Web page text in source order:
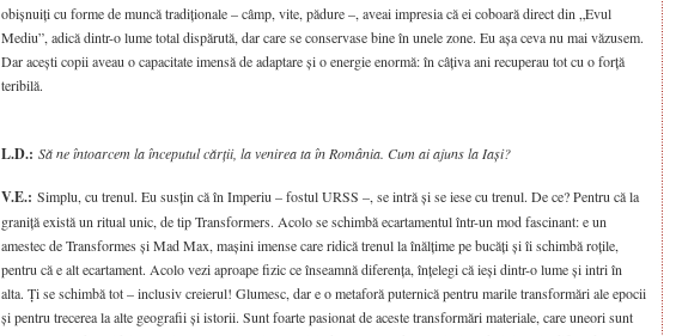
obișnuiți cu forme de muncă tradiționale – câmp, vite, pădure –, aveai impresia că ei coboară direct din „Evul
Mediu”, adică dintr-o lume total dispărută, dar care se conservase bine în unele zone. Eu așa ceva nu mai văzusem.
Dar acești copii aveau o capacitate imensă de adaptare și o energie enormă: în câțiva ani recuperau tot cu o forță
teribilă.
L.D.: Să ne întoarcem la începutul cărții, la venirea ta în România. Cum ai ajuns la Iași?
V.E.: Simplu, cu trenul. Eu susțin că în Imperiu – fostul URSS –, se intră și se iese cu trenul. De ce? Pentru că la
graniță există un ritual unic, de tip Transformers. Acolo se schimbă ecartamentul într-un mod fascinant: e un
amestec de Transformes și Mad Max, mașini imense care ridică trenul la înălțime pe bucăți și îi schimbă roțile,
pentru că e alt ecartament. Acolo vezi aproape fizic ce înseamnă diferența, înțelegi că ieși dintr-o lume și intri în
alta. Ți se schimbă tot – inclusiv creierul! Glumesc, dar e o metaforă puternică pentru marile transformări ale epocii
și pentru trecerea la alte geografii și istorii. Sunt foarte pasionat de aceste transformări materiale, care uneori sunt